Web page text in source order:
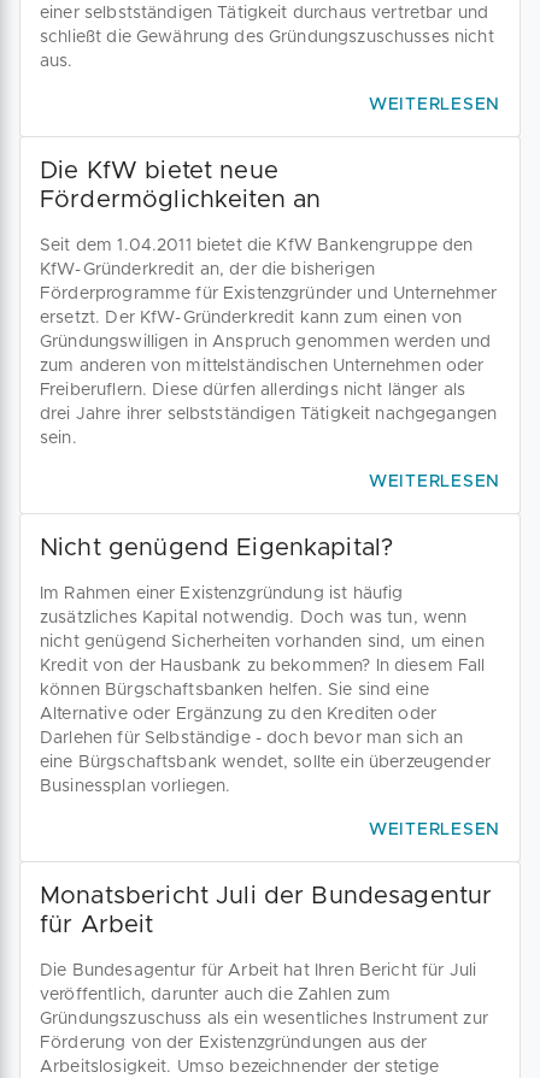
einer selbstständigen Tätigkeit durchaus vertretbar und
schließt die Gewährung des Gründungszuschusses nicht
aus.
WEITERLESEN
Die KfW bietet neue
Fördermöglichkeiten an
Seit dem 1.04.2011 bietet die KfW Bankengruppe den
KfW-Gründerkredit an, der die bisherigen
Förderprogramme für Existenzgründer und Unternehmer
ersetzt. Der KfW-Gründerkredit kann zum einen von
Gründungswilligen in Anspruch genommen werden und
zum anderen von mittelständischen Unternehmen oder
Freiberuflern. Diese dürfen allerdings nicht länger als
drei Jahre ihrer selbstständigen Tätigkeit nachgegangen
sein.
WEITERLESEN
Nicht genügend Eigenkapital?
Im Rahmen einer Existenzgründung ist häufig
zusätzliches Kapital notwendig. Doch was tun, wenn
nicht genügend Sicherheiten vorhanden sind, um einen
Kredit von der Hausbank zu bekommen? In diesem Fall
können Bürgschaftsbanken helfen. Sie sind eine
Alternative oder Ergänzung zu den Krediten oder
Darlehen für Selbständige - doch bevor man sich an
eine Bürgschaftsbank wendet, sollte ein überzeugender
Businessplan vorliegen.
WEITERLESEN
Monatsbericht Juli der Bundesagentur
für Arbeit
Die Bundesagentur für Arbeit hat Ihren Bericht für Juli
veröffentlich, darunter auch die Zahlen zum
Gründungszuschuss als ein wesentliches Instrument zur
Förderung von der Existenzgründungen aus der
Arbeitslosigkeit. Umso bezeichnender der stetige